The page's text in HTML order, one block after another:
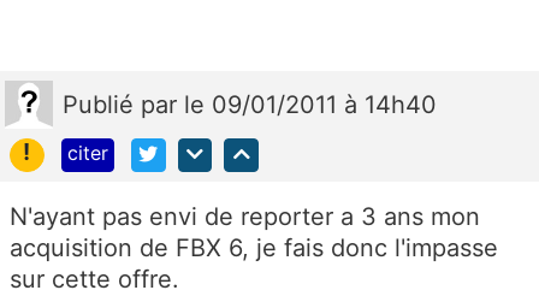
Publié par le 09/01/2011 à 14h40
!
citer
N'ayant pas envi de reporter a 3 ans mon
acquisition de FBX 6, je fais donc l'impasse
sur cette offre.